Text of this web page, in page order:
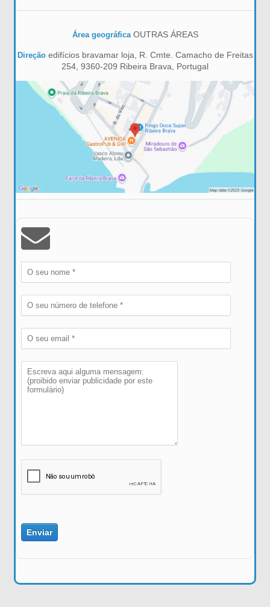
Área geográfica OUTRAS ÁREAS
Direçãoedifícios bravamar loja, R. Cmte. Camacho de Freitas
254, 9360-209 Ribeira Brava, Portugal